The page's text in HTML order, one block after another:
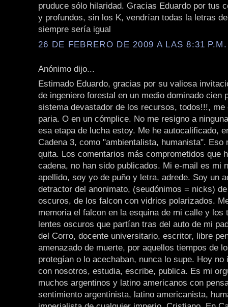
pruduce sólo hilaridad. Gracias Eduardo por tus
y profundos, sin los K, vendrían todas la letras
siempre sería igual
26 DE FEBRERO DE 2009 A LAS 8:31 P.M.
Anónimo dijo...
Estimado Eduardo, gracias por su valiosa
de ingeniero forestal en un medio dominado cien
sistema devastador de los recursos, todos!!!, me
paria. O en un cómplice. No me resigno a
esa etapa de lucha estoy. Me he autocalificado,
Cadena 3, como "ambientalista, humanista". Eso
quita. Los comentarios más comprometidos que
cadena, no han sido publicados. Mi e-mail es mi
apellido, soy yo de puño y letra, adrede. Soy un
detractor del anonimato, (seudónimos = nicks)
oscuros, de los falcon con vidrios polarizados.
memoria el falcon en la esquina de mi calle y los
lentes oscuros que partían tras del auto de mi
del Corro, docente universitario, escritor, libre
amenazado de muerte, por aquellos tiempos de
protegían o lo acechaban, nunca lo supe. Hoy no
con nosotros, estudia, escribe, publica. Es mi
muchos argentinos y latino americanos con
sentimiento argentinista, latino americanista,